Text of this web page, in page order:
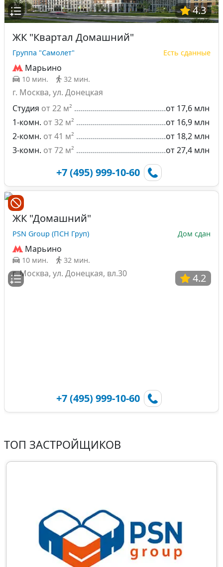
4.3
ЖК "Квартал Домашний"
Группа "Самолет" Есть сданные
Марьино
10 мин. 32 мин.
г. Москва, ул. Донецкая
Студия от 22 м²
от 17,6 млн
1-комн. от 32 м²
от 16,9 млн
2-комн. от 41 м²
от 18,2 млн
3-комн. от 72 м² от 27,4 млн
+7 (495) 999-10-60
4.2
ЖК "Домашний"
PSN Group (ПСН Груп) Дом сдан
Марьино
10 мин. 32 мин.
г. Москва, ул. Донецкая, вл.30
+7 (495) 999-10-60
ТОП ЗАСТРОЙЩИКОВ